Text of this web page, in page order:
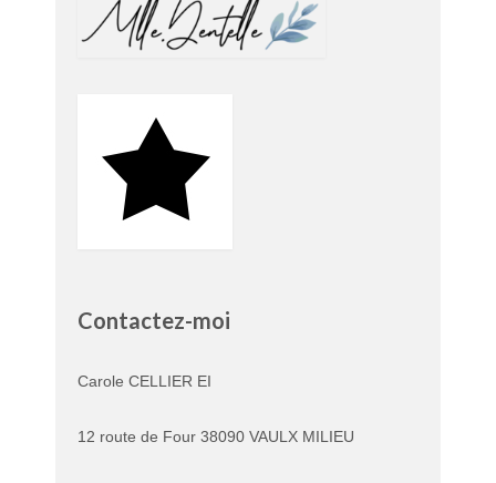
Contactez-moi
Carole CELLIER EI
12 route de Four 38090 VAULX MILIEU